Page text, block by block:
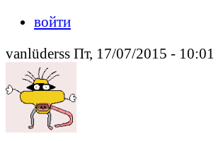
войти
vanlüderss Пт, 17/07/2015 - 10:01